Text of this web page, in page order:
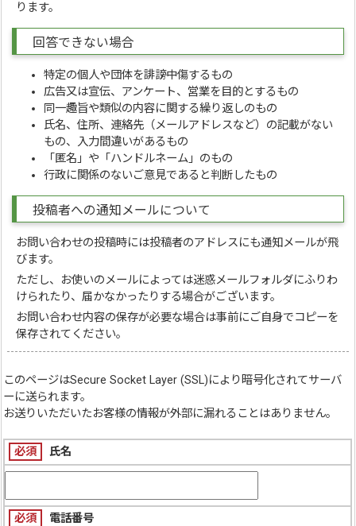
ります。
回答できない場合
特定の個人や団体を誹謗中傷するもの
広告又は宣伝、アンケート、営業を目的とするもの
同一趣旨や類似の内容に関する繰り返しのもの
氏名、住所、連絡先（メールアドレスなど）の記載がない
もの、入力間違いがあるもの
「匿名」や「ハンドルネーム」のもの
行政に関係のないご意見であると判断したもの
投稿者への通知メールについて
お問い合わせの投稿時には投稿者のアドレスにも通知メールが飛
びます。
ただし、お使いのメールによっては迷惑メールフォルダにふりわ
けられたり、届かなかったりする場合がございます。
お問い合わせ内容の保存が必要な場合は事前にご自身でコピーを
保存されてください。
このページはSecure Socket Layer (SSL)により暗号化されてサーバ
ーに送られます。
お送りいただいたお客様の情報が外部に漏れることはありません。
必須 氏名
必須 電話番号